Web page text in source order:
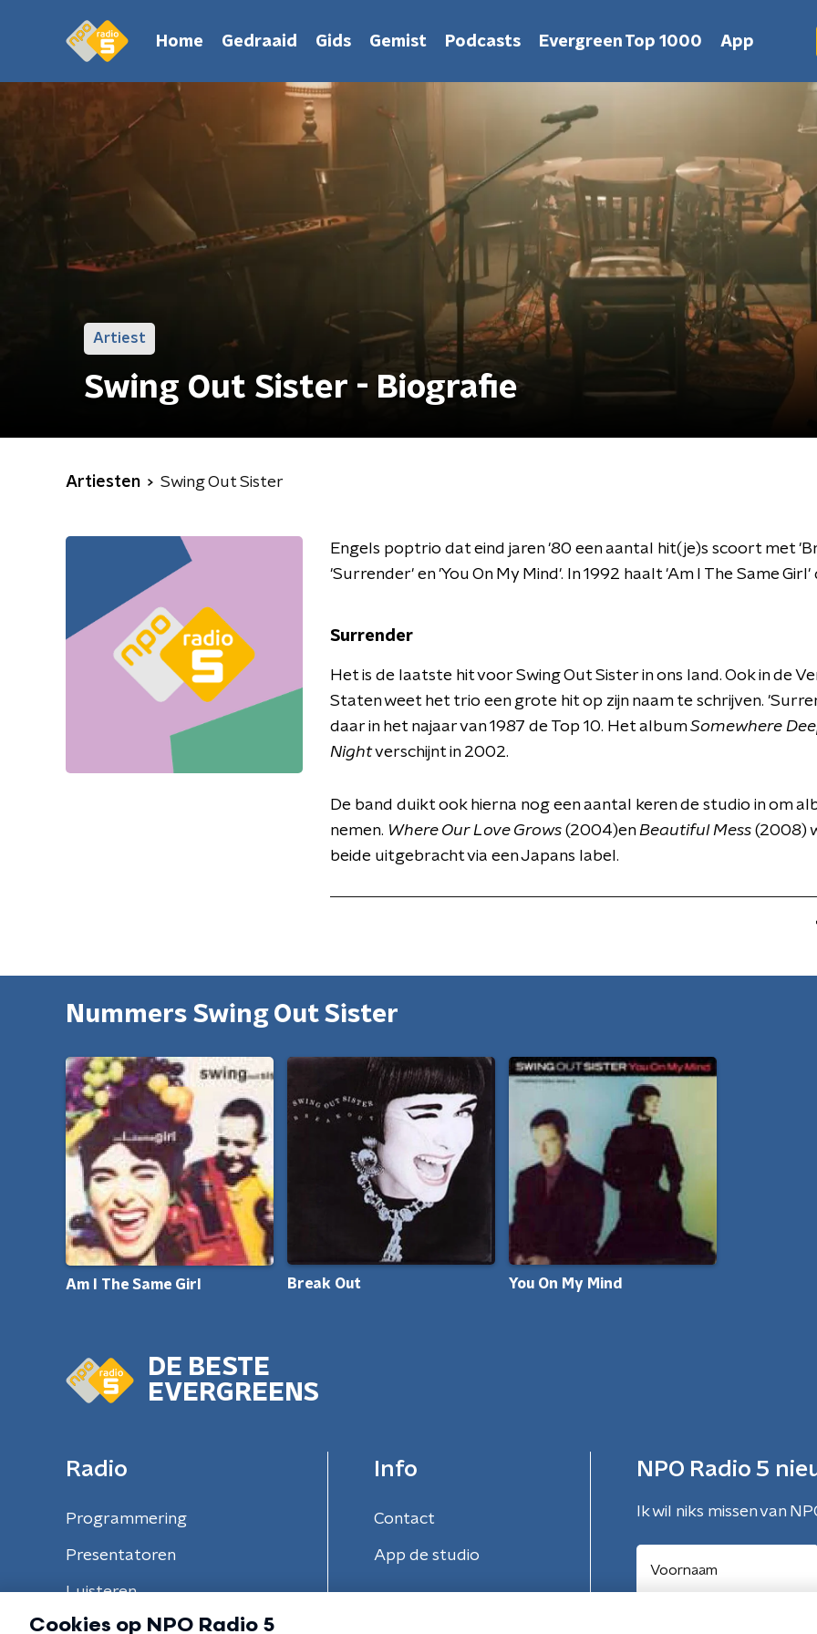
Home Gedraaid Gids Gemist Podcasts Evergreen Top 1000 App
Artiest
Swing Out Sister - Biografie
Artiesten Swing Out Sister
Engels poptrio dat eind jaren '80 een aantal hit(je)s scoort met
'Surrender' en 'You On My Mind'. In 1992 haalt 'Am I The Same Girl'
Surrender
Het is de laatste hit voor Swing Out Sister in ons land. Ook in de
Staten weet het trio een grote hit op zijn naam te schrijven.
daar in het najaar van 1987 de Top 10. Het albumSomewhere
Nightverschijnt in 2002.
De band duikt ook hierna nog een aantal keren de studio in om
nemen. Where Our Love Grows (2004)enBeautiful Mess (2008)
beide uitgebracht via een Japans label.
Nummers Swing Out Sister
Am I The Same Girl Break Out You On My Mind
DE BESTE
EVERGREENS
Radio
Programmering
Presentatoren
Luisteren
Info
Contact
App de studio
NPO Radio 5
Ik wil niks missen van